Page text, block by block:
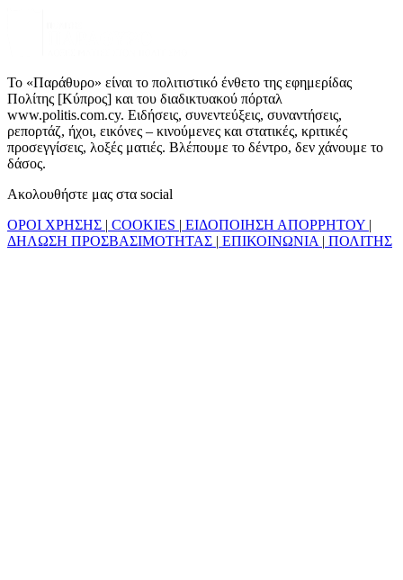
Το «Παράθυρο» είναι το πολιτιστικό ένθετο της εφημερίδας
Πολίτης [Κύπρος] και του διαδικτυακού πόρταλ
www.politis.com.cy. Ειδήσεις, συνεντεύξεις, συναντήσεις,
ρεπορτάζ, ήχοι, εικόνες – κινούμενες και στατικές, κριτικές
προσεγγίσεις, λοξές ματιές. Βλέπουμε το δέντρο, δεν χάνουμε το
δάσος.
Ακολουθήστε μας στα social
ΟΡΟΙ ΧΡΗΣΗΣ | COOKIES | ΕΙΔΟΠΟΙΗΣΗ ΑΠΟΡΡΗΤΟΥ |
ΔΗΛΩΣΗ ΠΡΟΣΒΑΣΙΜΟΤΗΤΑΣ | ΕΠΙΚΟΙΝΩΝΙΑ | ΠΟΛΙΤΗΣ